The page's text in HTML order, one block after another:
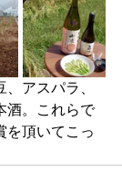
アスパラ、
酒。これらで
を頂いてこっ